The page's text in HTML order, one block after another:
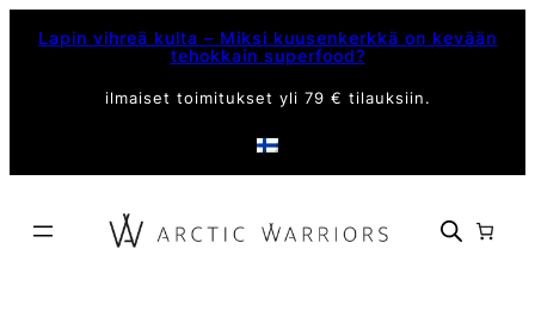
sisältöön
Lapin vihreä kulta – Miksi kuusenkerkkä on kevään
tehokkain superfood?
ilmaiset toimitukset yli 79 € tilauksiin.